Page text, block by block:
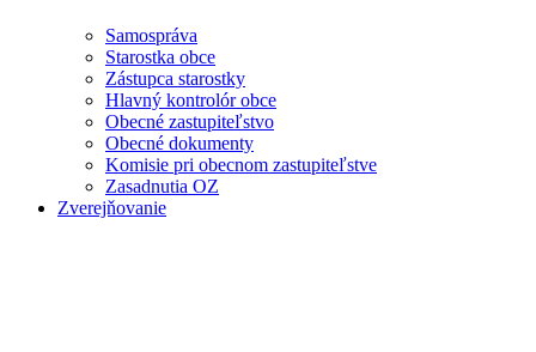
Samospráva
Starostka obce
Zástupca starostky
Hlavný kontrolór obce
Obecné zastupiteľstvo
Obecné dokumenty
Komisie pri obecnom zastupiteľstve
Zasadnutia OZ
Zverejňovanie